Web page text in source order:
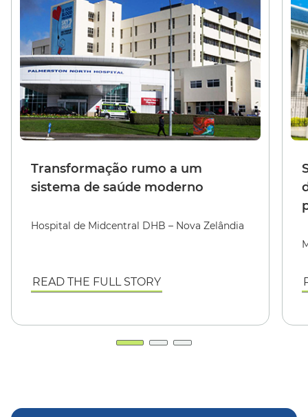
Transformação rumo a um
sistema de saúde moderno
Hospital de Midcentral DHB – Nova Zelândia
READ THE FULL STORY